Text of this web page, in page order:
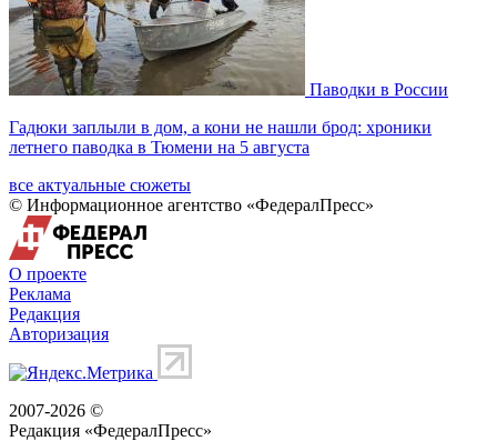
Паводки в России
Гадюки заплыли в дом, а кони не нашли брод: хроники
летнего паводка в Тюмени на 5 августа
все актуальные сюжеты
© Информационное агентство «ФедералПресс»
О проекте
Реклама
Редакция
Авторизация
2007-2026 ©
Редакция «ФедералПресс»